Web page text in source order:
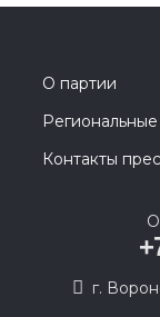
О партии
Контакты
г.